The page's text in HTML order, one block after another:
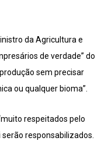
da Agricultura e
de verdade” do
sem precisar
ou qualquer bioma”.
respeitados pelo
responsabilizados.